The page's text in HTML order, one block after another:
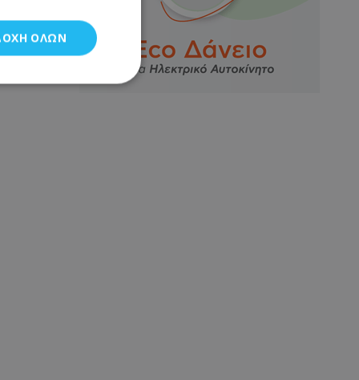
ΌΛΩΝ
cookies.
χρήστης
ιστότοπο και